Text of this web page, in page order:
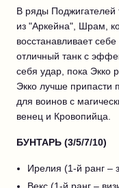
В ряды Поджигателей
из "Аркейна", Шрам,
восстанавливает
отличный танк с
себя удар, пока Экко
Экко лучше
для воинов с
венец и Кровопийца.
БУНТАРЬ (3/5/7/10)
Ирелия (1-й ранг –